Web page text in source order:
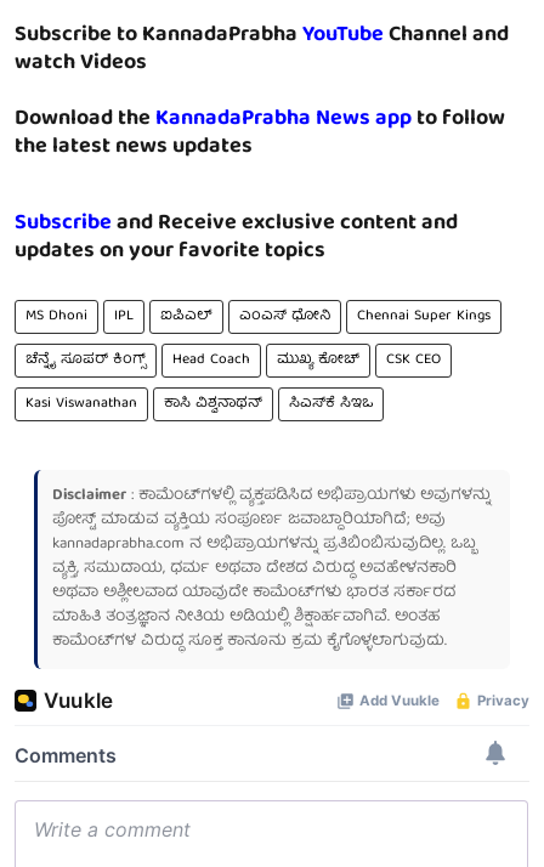
Subscribe to KannadaPrabhaYouTubeChannel and
watch Videos
Download theKannadaPrabha News appto follow
the latest news updates
Subscribeand Receive exclusive content and
updates on your favorite topics
MS Dhoni IPL ಐಪಿಎಲ್ ಎಂಎಸ್ ಧೋನಿ
Chennai Super Kings
ಚೆನ್ನೈ ಸೂಪರ್ ಕಿಂಗ್ಸ್
Head Coach ಮುಖ್ಯ ಕೋಚ್
CSK CEO
Kasi Viswanathan
ಕಾಸಿ ವಿಶ್ವನಾಥನ್ ಸಿಎಸ್‌ಕೆ ಸಿಇಒ
Disclaimer: ಕಾಮೆಂಟ್‌ಗಳಲ್ಲಿ ವ್ಯಕ್ತಪಡಿಸಿದ ಅಭಿಪ್ರಾಯಗಳು ಅವುಗಳನ್ನು
ಪೋಸ್ಟ್ ಮಾಡುವ ವ್ಯಕ್ತಿಯ ಸಂಪೂರ್ಣ ಜವಾಬ್ದಾರಿಯಾಗಿದೆ; ಅವು
kannadaprabha.com ನ ಅಭಿಪ್ರಾಯಗಳನ್ನು ಪ್ರತಿಬಿಂಬಿಸುವುದಿಲ್ಲ. ಒಬ್ಬ
ವ್ಯಕ್ತಿ, ಸಮುದಾಯ, ಧರ್ಮ ಅಥವಾ ದೇಶದ ವಿರುದ್ಧ ಅವಹೇಳನಕಾರಿ
ಅಥವಾ ಅಶ್ಲೀಲವಾದ ಯಾವುದೇ ಕಾಮೆಂಟ್‌ಗಳು ಭಾರತ ಸರ್ಕಾರದ
ಮಾಹಿತಿ ತಂತ್ರಜ್ಞಾನ ನೀತಿಯ ಅಡಿಯಲ್ಲಿ ಶಿಕ್ಷಾರ್ಹವಾಗಿವೆ. ಅಂತಹ
ಕಾಮೆಂಟ್‌ಗಳ ವಿರುದ್ಧ ಸೂಕ್ತ ಕಾನೂನು ಕ್ರಮ ಕೈಗೊಳ್ಳಲಾಗುವುದು.